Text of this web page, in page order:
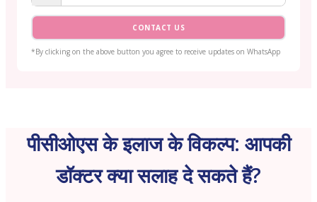
CONTACT US
*By clicking on the above button you agree to receive updates on WhatsApp
पीसीओएस के इलाज के विकल्प: आपकी
डॉक्टर क्या सलाह दे सकते हैं?